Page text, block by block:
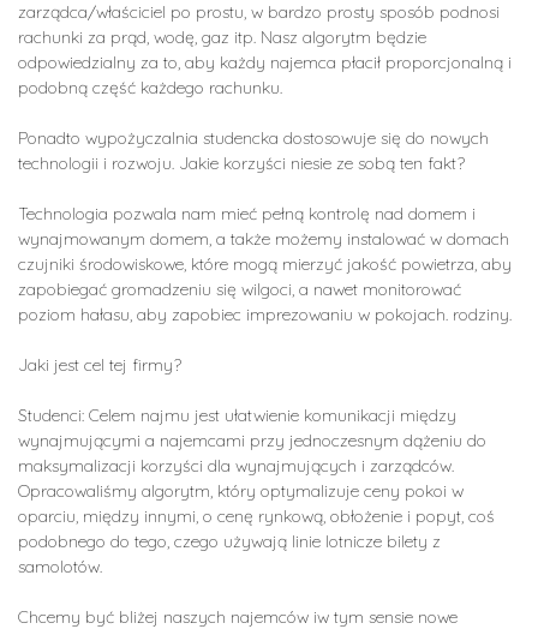
zarządca/właściciel po prostu, w bardzo prosty sposób podnosi
rachunki za prąd, wodę, gaz itp. Nasz algorytm będzie
odpowiedzialny za to, aby każdy najemca płacił proporcjonalną i
podobną część każdego rachunku.
Ponadto wypożyczalnia studencka dostosowuje się do nowych
technologii i rozwoju. Jakie korzyści niesie ze sobą ten fakt?
Technologia pozwala nam mieć pełną kontrolę nad domem i
wynajmowanym domem, a także możemy instalować w domach
czujniki środowiskowe, które mogą mierzyć jakość powietrza, aby
zapobiegać gromadzeniu się wilgoci, a nawet monitorować
poziom hałasu, aby zapobiec imprezowaniu w pokojach. rodziny.
Jaki jest cel tej firmy?
Studenci: Celem najmu jest ułatwienie komunikacji między
wynajmującymi a najemcami przy jednoczesnym dążeniu do
maksymalizacji korzyści dla wynajmujących i zarządców.
Opracowaliśmy algorytm, który optymalizuje ceny pokoi w
oparciu, między innymi, o cenę rynkową, obłożenie i popyt, coś
podobnego do tego, czego używają linie lotnicze bilety z
samolotów.
Chcemy być bliżej naszych najemców iw tym sensie nowe